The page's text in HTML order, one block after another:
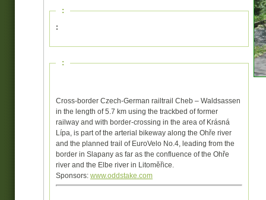
:
:
:
Cross-border Czech-German railtrail Cheb – Waldsassen
in the length of 5.7 km using the trackbed of former
railway and with border-crossing in the area of Krásná
Lípa, is part of the arterial bikeway along the Ohře river
and the planned trail of EuroVelo No.4, leading from the
border in Slapany as far as the confluence of the Ohře
river and the Elbe river in Litoměřice.
Sponsors: www.oddstake.com